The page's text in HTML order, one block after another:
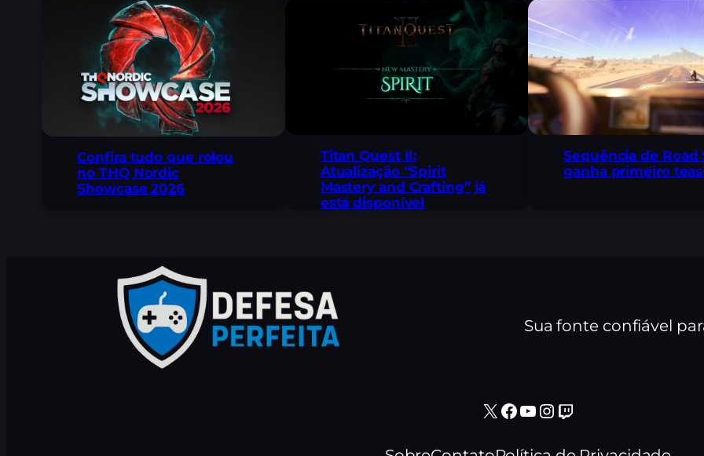
Confira tudo que rolou
no THQ Nordic
Showcase 2026
Titan Quest II:
Atualização “Spirit
Mastery and Crafting” já
está disponível
Sequência de Road
ganha primeiro
Sua fonte confiável
X Facebook Youtube Instagram Twitch